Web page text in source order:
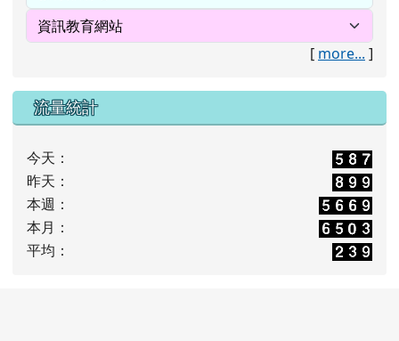
[ more... ]
流量統計
今天：
昨天：
本週：
本月：
平均：